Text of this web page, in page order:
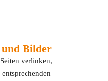
Bilder
verlinken,